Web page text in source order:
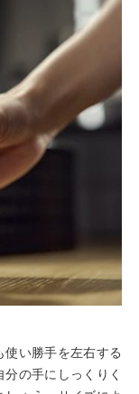
い勝手を左右する
の手にしっくりく